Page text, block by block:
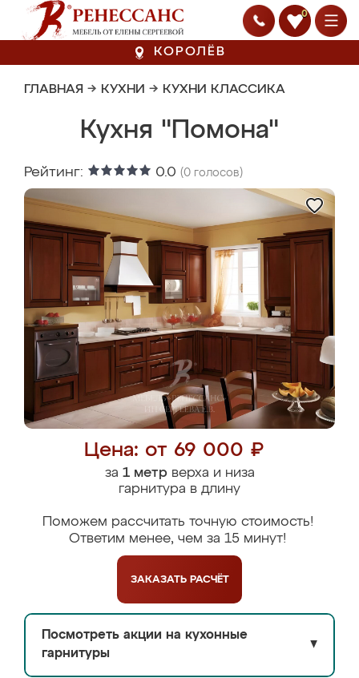
0
КОРОЛЁВ
ГЛАВНАЯ → КУХНИ → КУХНИ КЛАССИКА
Кухня "Помона"
Рейтинг: 0.0 (0 голосов)
Цена: от 69 000 ₽
за 1 метрверха и низа
гарнитура в длину
Поможем рассчитать точную стоимость!
Ответим менее, чем за 15 минут!
ЗАКАЗАТЬ РАСЧЁТ
Посмотреть акции на кухонные
гарнитуры
▼